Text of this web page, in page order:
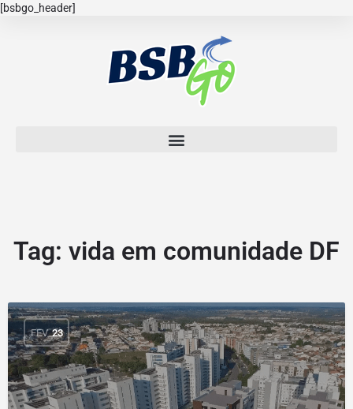
[bsbgo_header]
Tag: vida em comunidade DF
FEV 23